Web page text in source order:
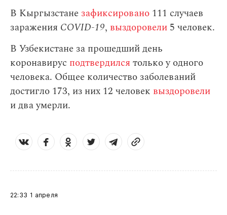
В Кыргызстане зафиксировано 111 случаев
заражения СOVID-19, выздоровели 5 человек.
В Узбекистане за прошедший день
коронавирус подтвердился только у одного
человека. Общее количество заболеваний
достигло 173, из них 12 человек выздоровели
и два умерли.
22:33 1 апреля